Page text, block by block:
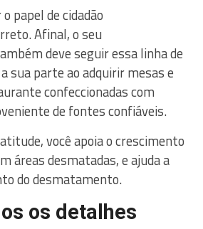
papel de cidadão
Afinal, o seu
deve seguir essa linha de
sua parte ao adquirir mesas e
confeccionadas com
de fontes confiáveis.
você apoia o crescimento
áreas desmatadas, e ajuda a
do desmatamento.
os detalhes